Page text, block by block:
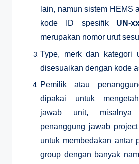
lain, namun sistem HEMS
kode ID spesifik UN-
merupakan nomor urut
Type, merk dan kategori
disesuaikan dengan kode
Pemilik atau
dipakai untuk
jawab unit, misalnya
penanggung jawab
untuk membedakan antar
group dengan banyak